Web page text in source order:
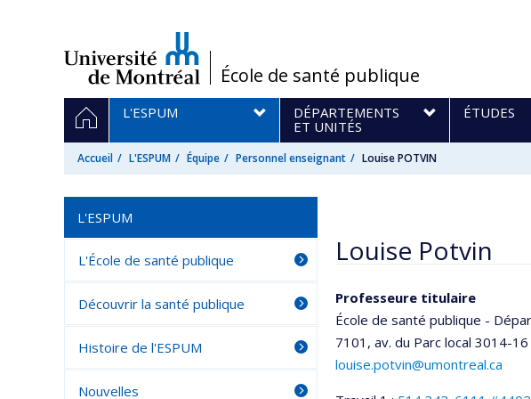
/École de santé publique
Navigation
principale
ACCUEIL
L'ESPUM
DÉPARTEMENTS
ET UNITÉS
ÉTUDES
Accueil L'ESPUM Équipe Personnel enseignant Louise POTVIN
Louise Potvin
Professeure titulaire
École de santé publique -
7101, av. du Parc local 3014-16
louise.potvin@umontreal.ca
L'ESPUM
L'École de santé publique
Découvrir la santé publique
Histoire de l'ESPUM
Nouvelles